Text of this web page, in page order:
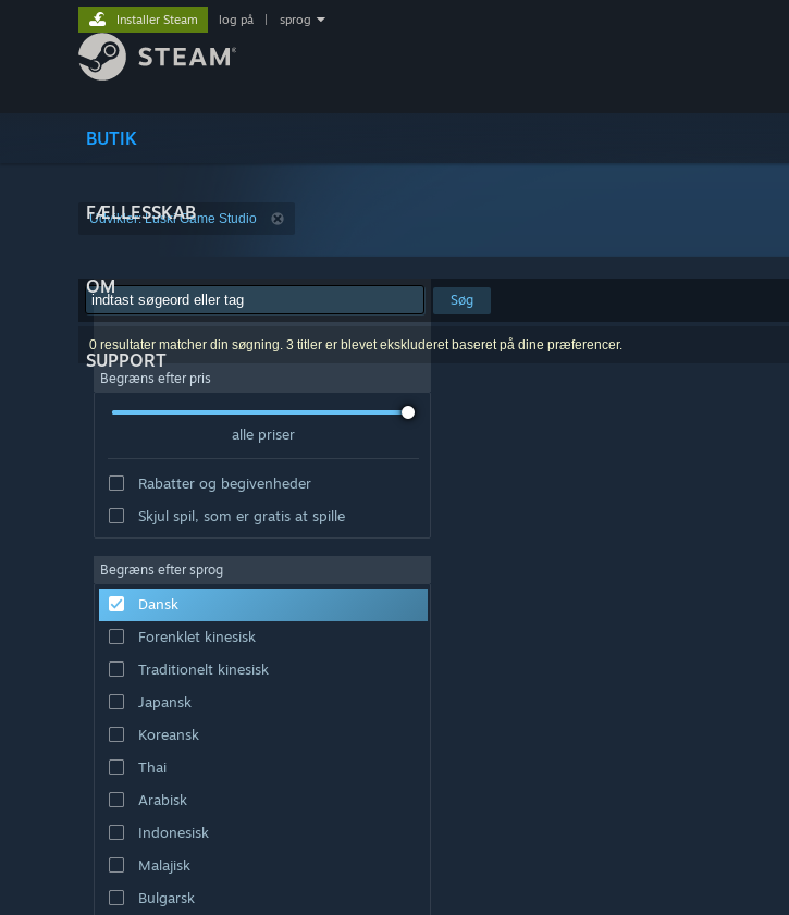
BUTIK
FÆLLESSKAB
OM
SUPPORT
Installer Steam log på sprog
Udvikler: Luski Game Studio
Søg
0 resultater matcher din søgning. 3 titler er blevet ekskluderet baseret på dine præferencer.
Begræns efter pris
alle priser
Rabatter og begivenheder
Skjul spil, som er gratis at spille
Begræns efter sprog
Dansk
Forenklet kinesisk
Traditionelt kinesisk
Japansk
Koreansk
Thai
Arabisk
Indonesisk
Malajisk
Bulgarsk